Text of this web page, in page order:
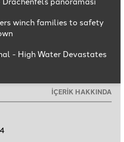
winch families to safety
- High Water Devastates
İÇERİK HAKKINDA